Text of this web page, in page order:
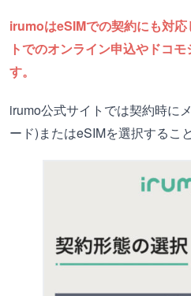
irumoはeSIMでの契約にも対
トでのオンライン申込やドコ
す。
irumo公式サイトでは契約時に
ード)またはeSIMを選択するこ